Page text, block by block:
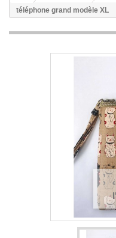
téléphone grand modèle XL